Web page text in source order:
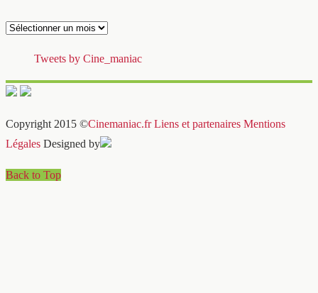
Archives
Tweets by Cine_maniac
Copyright 2015 ©Cinemaniac.fr Liens et partenaires Mentions
Légales Designed by
Back to Top